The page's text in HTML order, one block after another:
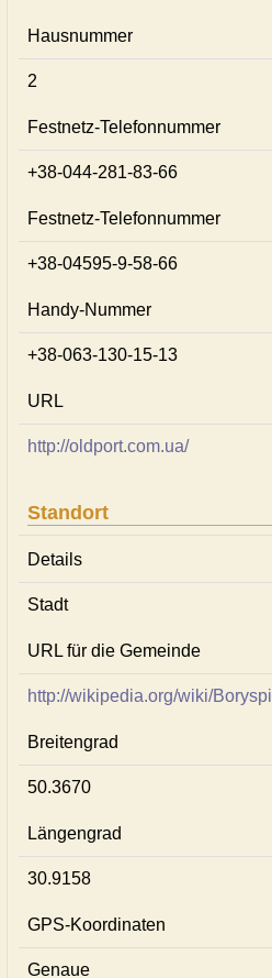
Hausnummer
2
Festnetz-Telefonnummer
+38-044-281-83-66
Festnetz-Telefonnummer
+38-04595-9-58-66
Handy-Nummer
+38-063-130-15-13
URL
http://oldport.com.ua/
Standort
Details
Stadt
URL für die Gemeinde
http://wikipedia.org/wiki/Boryspil
Breitengrad
50.3670
Längengrad
30.9158
GPS-Koordinaten
Genaue